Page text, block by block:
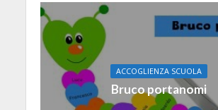
ACCOGLIENZA SCUOLA
Bruco portanomi